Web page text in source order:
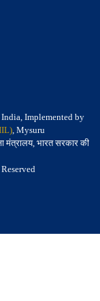
Implemented by
, Mysuru
मंत्रालय, भारत सरकार की